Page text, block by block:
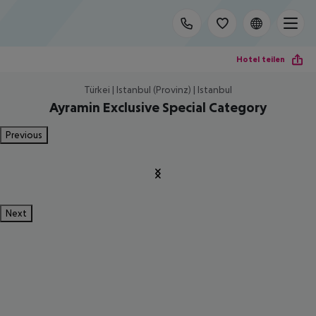
Hotel teilen
Türkei | Istanbul (Provinz) | Istanbul
Ayramin Exclusive Special Category
Previous
Next